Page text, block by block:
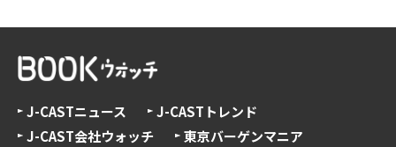
J-CASTニュース
J-CASTトレンド
J-CAST会社ウォッチ
東京バーゲンマニア